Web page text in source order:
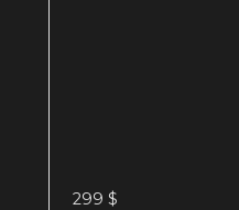
299 $